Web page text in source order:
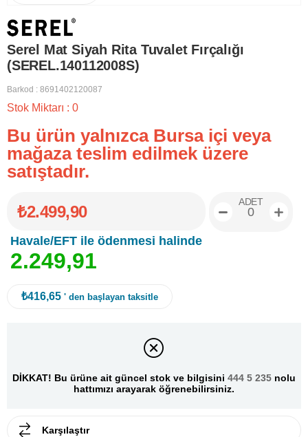
Serel Mat Siyah Rita Tuvalet Fırçalığı
(SEREL.140112008S)
Barkod : 8691402120087
Stok Miktarı : 0
Bu ürün yalnızca Bursa içi veya
mağaza teslim edilmek üzere
satıştadır.
₺2.499,90
Havale/EFT ile ödenmesi halinde
2.249,91
ADET
₺416,65 ' den başlayan taksitle
DİKKAT! Bu ürüne ait güncel stok ve bilgisini 444 5 235 nolu
hattımızı arayarak öğrenebilirsiniz.
Karşılaştır